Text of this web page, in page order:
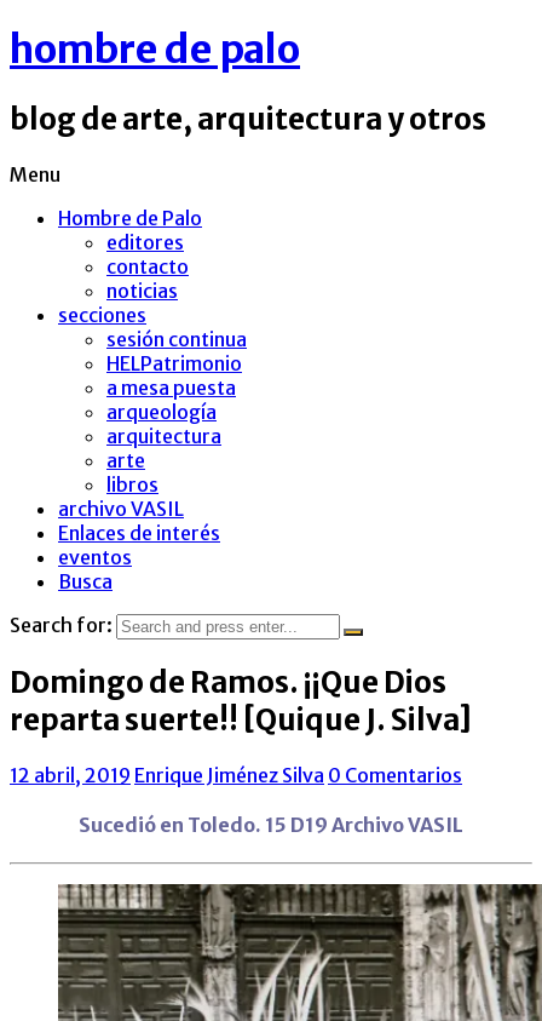
hombre de palo
blog de arte, arquitectura y otros
Menu
Hombre de Palo
editores
contacto
noticias
secciones
sesión continua
HELPatrimonio
a mesa puesta
arqueología
arquitectura
arte
libros
archivo VASIL
Enlaces de interés
eventos
Busca
Search for:
Domingo de Ramos. ¡¡Que Dios
reparta suerte!! [Quique J. Silva]
12 abril, 2019 Enrique Jiménez Silva 0 Comentarios
Sucedió en Toledo. 15 D19 Archivo VASIL